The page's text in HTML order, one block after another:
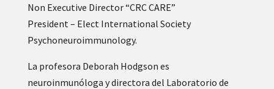
Non Executive Director “CRC CARE”
President – Elect International Society
Psychoneuroimmunology.
La profesora Deborah Hodgson es
neuroinmunóloga y directora del Laboratorio de